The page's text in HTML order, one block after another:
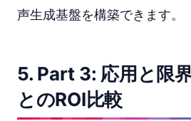
声生成基盤を構築できます。
5. Part 3: 応用と限
とのROI比較